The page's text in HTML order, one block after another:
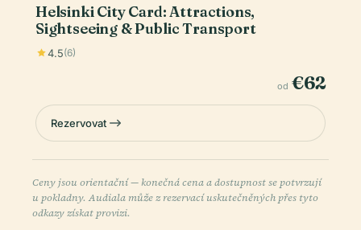
Helsinki City Card: Attractions,
Sightseeing & Public Transport
4.5(6)
od €62
Rezervovat
Ceny jsou orientační — konečná cena a dostupnost se potvrzují
u pokladny. Audiala může z rezervací uskutečněných přes tyto
odkazy získat provizi.